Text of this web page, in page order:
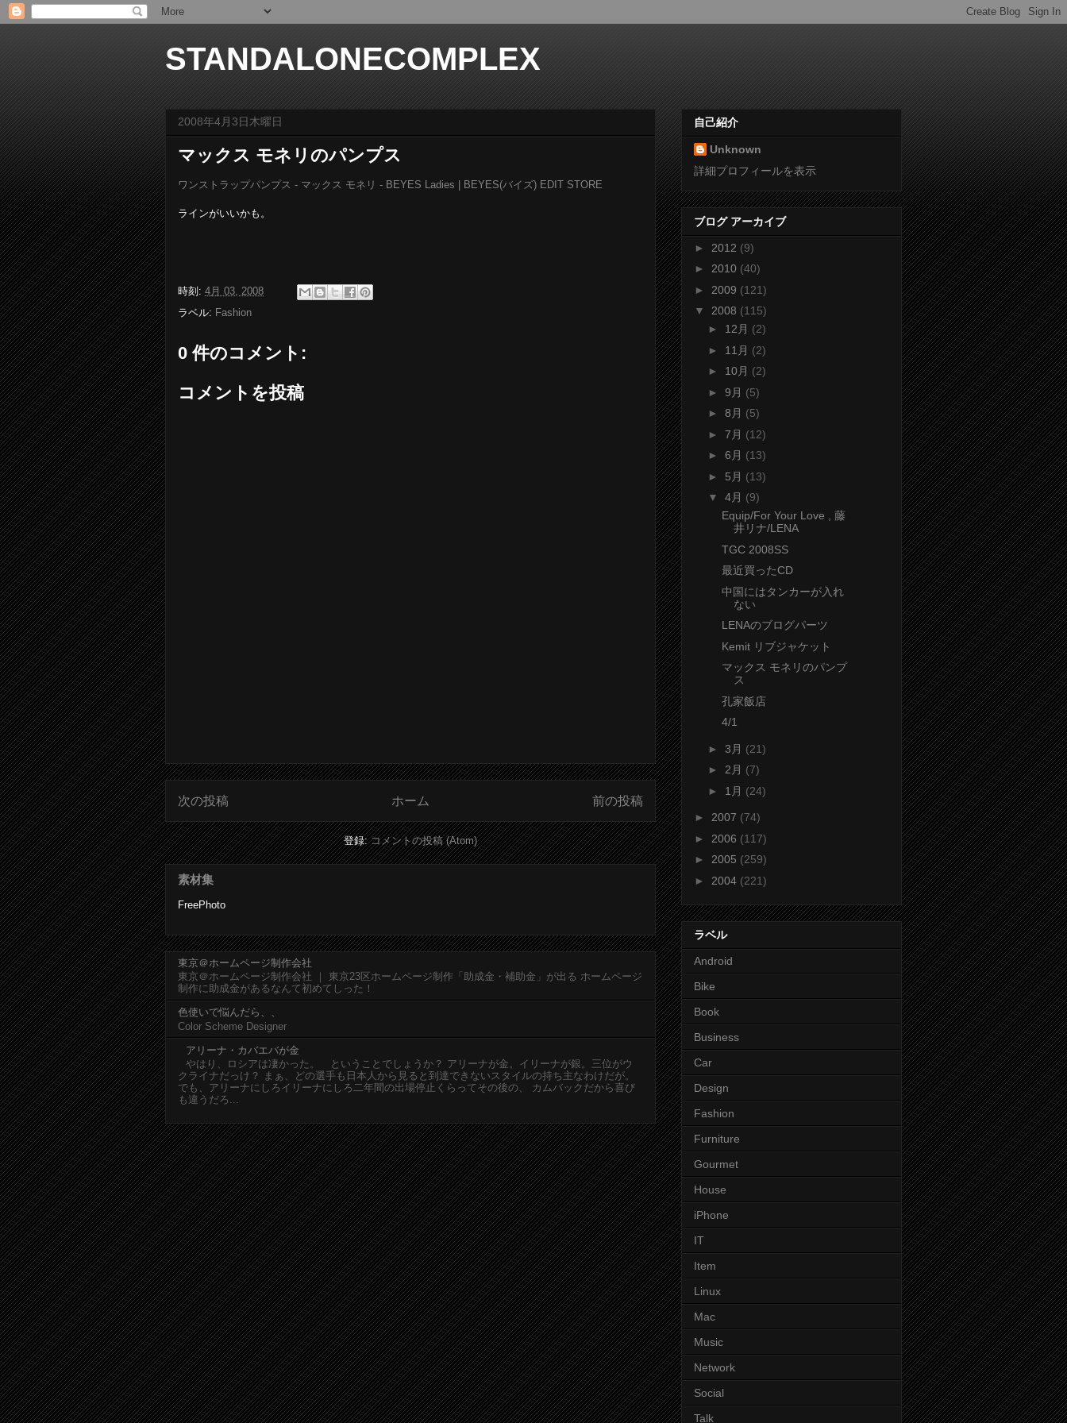
STANDALONECOMPLEX
2008年4月3日木曜日
マックス モネリのパンプス
ワンストラップパンプス - マックス モネリ - BEYES Ladies | BEYES(バイズ) EDIT STORE
ラインがいいかも。
時刻: 4月 03, 2008
ラベル: Fashion
0 件のコメント:
コメントを投稿
次の投稿 前の投稿
ホーム
登録:コメントの投稿 (Atom)
素材集
FreePhoto
東京＠ホームページ制作会社
東京＠ホームページ制作会社 ｜ 東京23区ホームページ制作「助成金・補助金」が出る ホームページ
制作に助成金があるなんて初めてしった！
色使いで悩んだら、、
Color Scheme Designer
アリーナ・カバエバが金
やはり、ロシアは凄かった。 ということでしょうか？ アリーナが金。イリーナが銀。三位がウ
クライナだっけ？ まぁ、どの選手も日本人から見ると到達できないスタイルの持ち主なわけだが。
でも、アリーナにしろイリーナにしろ二年間の出場停止くらってその後の、 カムバックだから喜び
も違うだろ...
自己紹介
Unknown
詳細プロフィールを表示
ブログ アーカイブ
► 2012 (9)
► 2010 (40)
► 2009 (121)
▼ 2008 (115)
► 12月 (2)
► 11月 (2)
► 10月 (2)
► 9月 (5)
► 8月 (5)
► 7月 (12)
► 6月 (13)
► 5月 (13)
▼ 4月 (9)
Equip/For Your Love , 藤
井リナ/LENA
TGC 2008SS
最近買ったCD
中国にはタンカーが入れ
ない
LENAのブログパーツ
Kemit リブジャケット
マックス モネリのパンプ
ス
孔家飯店
4/1
► 3月 (21)
► 2月 (7)
► 1月 (24)
► 2007 (74)
► 2006 (117)
► 2005 (259)
► 2004 (221)
ラベル
Android
Bike
Book
Business
Car
Design
Fashion
Furniture
Gourmet
House
iPhone
IT
Item
Linux
Mac
Music
Network
Social
Talk